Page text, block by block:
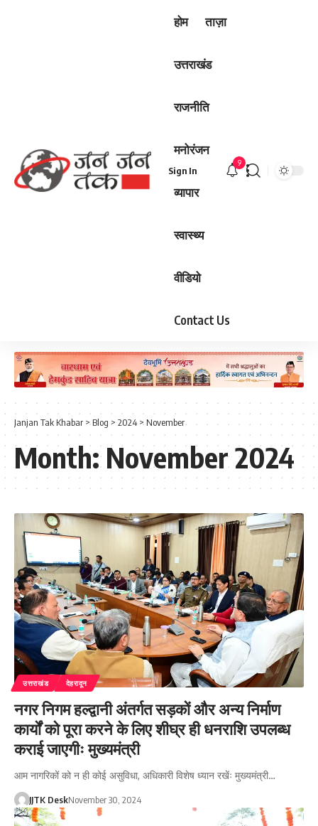
होम ताज़ा
उत्तराखंड
राजनीति
मनोरंजन
व्यापार
स्वास्थ्य
वीडियो
Contact Us
Sign In
9
Janjan Tak Khabar >Blog > 2024> November
Month:November 2024
उत्तराखंड देहरादून
नगर निगम हल्द्वानी अंतर्गत सड़कों और अन्य निर्माण
कार्यों को पूरा करने के लिए शीघ्र ही धनराशि उपलब्ध
कराई जाएगीः मुख्यमंत्री
आम नागरिकों को न ही कोई असुविधा, अधिकारी विशेष ध्यान रखेंः मुख्यमंत्री…
JJTK DeskNovember 30, 2024